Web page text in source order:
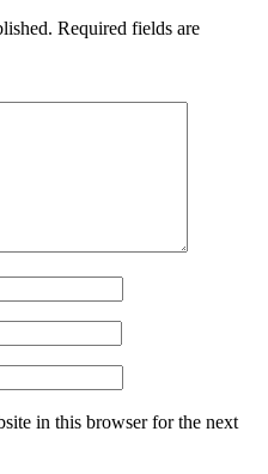
Required fields are
in this browser for the next